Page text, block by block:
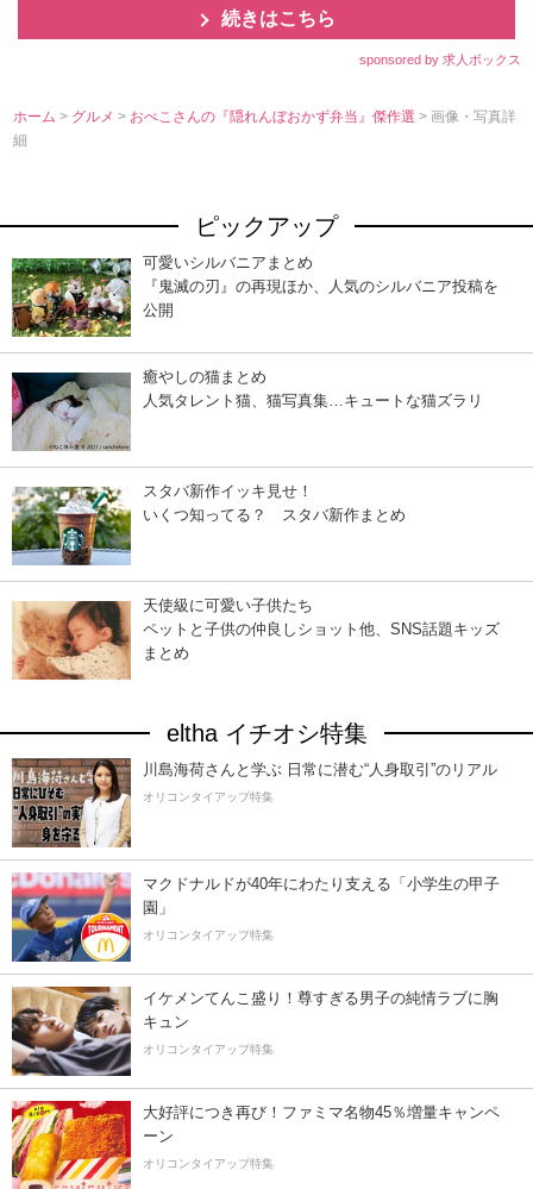
続きはこちら
sponsored by 求人ボックス
ホーム > グルメ> おぺこさんの『隠れんぼおかず弁当』傑作選> 画像・写真詳
細
ピックアップ
可愛いシルバニアまとめ
『鬼滅の刃』の再現ほか、人気のシルバニア投稿を
公開
癒やしの猫まとめ
人気タレント猫、猫写真集…キュートな猫ズラリ
スタバ新作イッキ見せ！
いくつ知ってる？ スタバ新作まとめ
天使級に可愛い子供たち
ペットと子供の仲良しショット他、SNS話題キッズ
まとめ
eltha イチオシ特集
川島海荷さんと学ぶ 日常に潜む“人身取引”のリアル
オリコンタイアップ特集
マクドナルドが40年にわたり支える「小学生の甲子
園」
オリコンタイアップ特集
イケメンてんこ盛り！尊すぎる男子の純情ラブに胸
キュン
オリコンタイアップ特集
大好評につき再び！ファミマ名物45％増量キャンペ
ーン
オリコンタイアップ特集